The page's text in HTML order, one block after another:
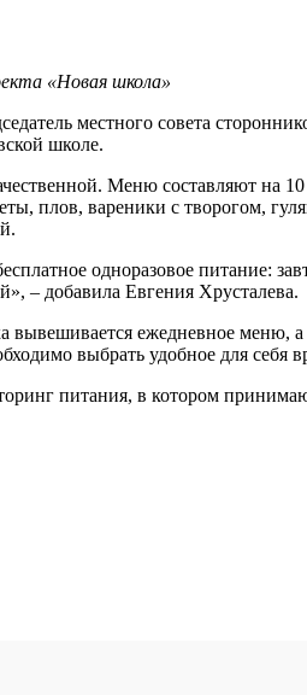
«Новая школа»
местного совета
школе.
Меню составляют на
плов, вареники с творогом,
одноразовое питание:
– добавила Евгения Хрусталева.
ежедневное меню,
выбрать удобное для себя
питания, в котором